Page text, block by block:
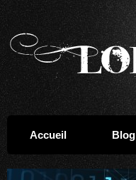
Accueil Blog